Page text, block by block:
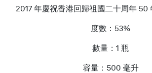
2017 年慶祝香港回歸祖國二十周年 50
度數：53%
數量：1 瓶
容量：500 毫升